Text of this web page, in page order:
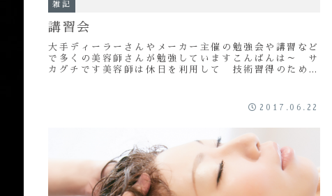
雑記
講習会
大手ディーラーさんやメーカー主催の勉強会や講習など
で多くの美容師さんが勉強していますこんばんは～ サ
カグチです美容師は休日を利用して 技術習得のために
2017.06.22